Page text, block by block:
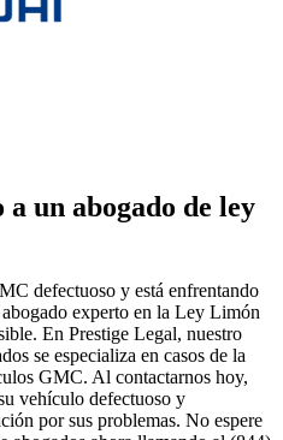
un abogado de ley
defectuoso y está enfrentando
experto en la Ley Limón
En Prestige Legal, nuestro
se especializa en casos de la
GMC. Al contactarnos hoy,
vehículo defectuoso y
por sus problemas. No espere